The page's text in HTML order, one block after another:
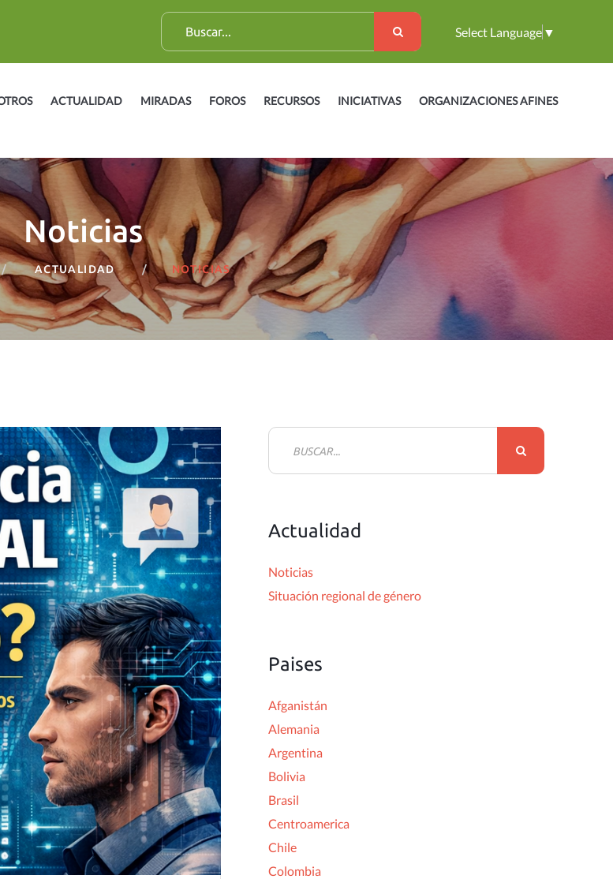
B
u
c
:
Select Language ▼
ACTUALIDAD MIRADAS FOROS RECURSOS INICIATIVAS ORGANIZACIONES AFINES
Noticias
ACTUALIDAD NOTICIAS
B
a
:
Actualidad
Noticias
Situación regional de género
Paises
Afganistán
Alemania
Argentina
Bolivia
Brasil
Centroamerica
Chile
Colombia